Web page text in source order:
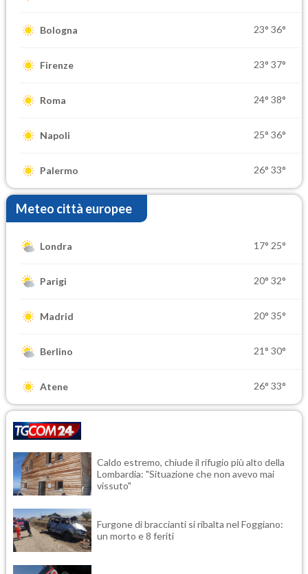
Bologna 23° 36°
Firenze 23° 37°
Roma 24° 38°
Napoli 25° 36°
Palermo 26° 33°
Meteo città europee
Londra 17° 25°
Parigi 20° 32°
Madrid 20° 35°
Berlino 21° 30°
Atene 26° 33°
Caldo estremo, chiude il rifugio più alto della
Lombardia: "Situazione che non avevo mai
vissuto"
Furgone di braccianti si ribalta nel Foggiano:
un morto e 8 feriti